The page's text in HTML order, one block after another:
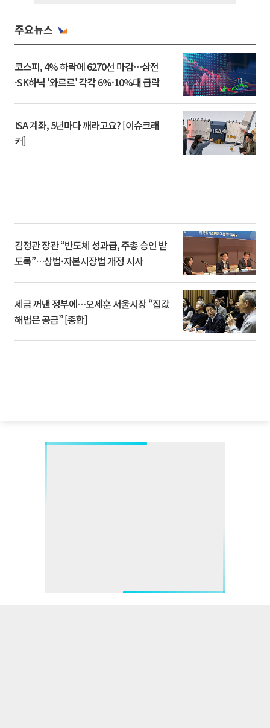
주요뉴스
코스피, 4% 하락에 6270선 마감…삼전
·SK하닉 '와르르' 각각 6%·10%대 급락
ISA 계좌, 5년마다 깨라고요? [이슈크래
커]
김정관 장관 “반도체 성과급, 주총 승인 받
도록”…상법·자본시장법 개정 시사
세금 꺼낸 정부에…오세훈 서울시장 “집값
해법은 공급” [종합]